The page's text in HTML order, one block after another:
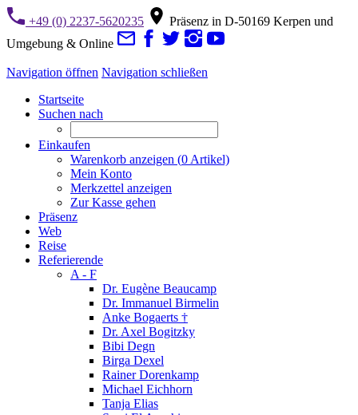
+49 (0) 2237-5620235
Präsenz in D-50169 Kerpen und
Umgebung & Online
Navigation öffnen Navigation schließen
Startseite
Suchen nach
Einkaufen
Warenkorb anzeigen (0 Artikel)
Mein Konto
Merkzettel anzeigen
Zur Kasse gehen
Präsenz
Web
Reise
Referierende
A - F
Dr. Eugène Beaucamp
Dr. Immanuel Birmelin
Anke Bogaerts †
Dr. Axel Bogitzky
Bibi Degn
Birga Dexel
Rainer Dorenkamp
Michael Eichhorn
Tanja Elias